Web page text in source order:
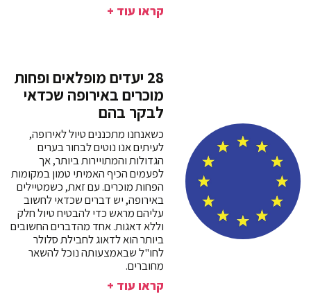
קראו עוד +
28 יעדים מופלאים ופחות
מוכרים באירופה שכדאי
לבקר בהם
כשאנחנו מתכננים טיול לאירופה,
לעיתים אנו נוטים לבחור בערים
הגדולות והמתויירות ביותר, אך
לפעמים הכיף האמיתי טמון במקומות
הפחות מוכרים. עם זאת, כשמטיילים
באירופה, יש דברים שכדאי לחשוב
עליהם מראש כדי להבטיח טיול חלק
וללא דאגות. אחד מהדברים החשובים
ביותר הוא לדאוג לחבילת סלולר
לחו"ל שבאמצעותה נוכל להשאר
מחוברים.
קראו עוד +